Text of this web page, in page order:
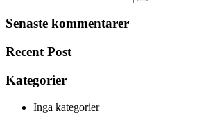
Senaste kommentarer
Recent Post
Kategorier
Inga kategorier